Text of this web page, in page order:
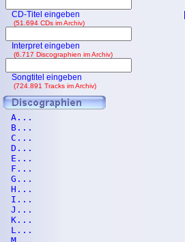
CD-Titel eingeben
(51.694 CDs im Archiv)
Interpret eingeben
(6.717 Discographien im Archiv)
Songtitel eingeben
(724.891 Tracks im Archiv)
A...
B...
C...
D...
E...
F...
G...
H...
I...
J...
K...
L...